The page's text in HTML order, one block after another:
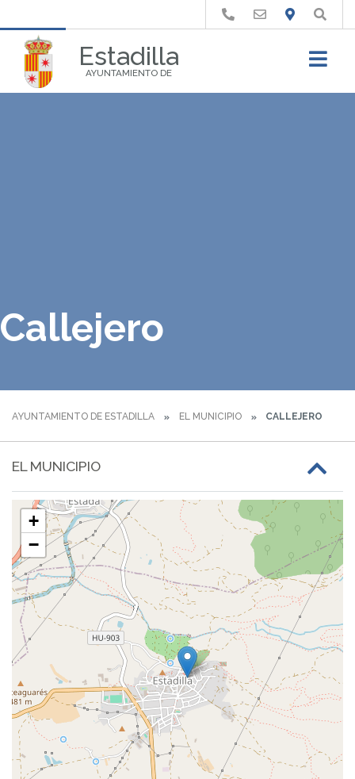
Estadilla
AYUNTAMIENTO DE
Buscar
Callejero
AYUNTAMIENTO DE ESTADILLA EL MUNICIPIO CALLEJERO
EL MUNICIPIO
+
−